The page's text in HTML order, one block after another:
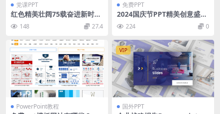
党课PPT
红色精美壮阔75载奋进新时代
国庆节党课PPT课件
148 27.4
免费PPT
2024国庆节PPT精美创意盛世
华诞共创祖国未来课件下载
224 0
PowerPoint教程
VIP
国外PPT